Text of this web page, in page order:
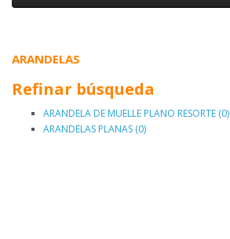
ARANDELAS
Refinar búsqueda
ARANDELA DE MUELLE PLANO RESORTE (0)
ARANDELAS PLANAS (0)